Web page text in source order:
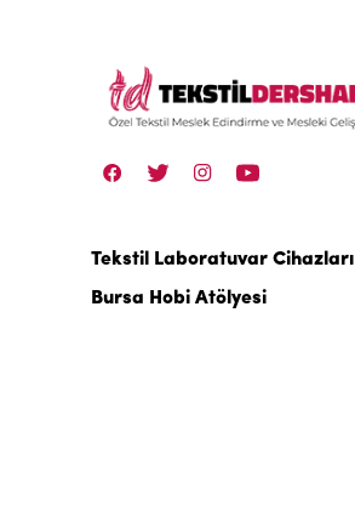
Tekstil Laboratuvar Cihazları
Bursa Hobi Atölyesi